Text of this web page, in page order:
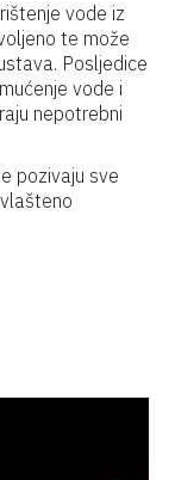
vode iz
te može
Posljedice
vode i
nepotrebni
pozivaju sve